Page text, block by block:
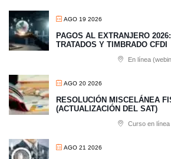
AGO 19 2026
PAGOS AL EXTRANJERO
TRATADOS Y TIMBRADO CFDI
En línea
AGO 20 2026
RESOLUCIÓN MISCELÁNEA
(ACTUALIZACIÓN DEL SAT)
Curso en línea
AGO 21 2026